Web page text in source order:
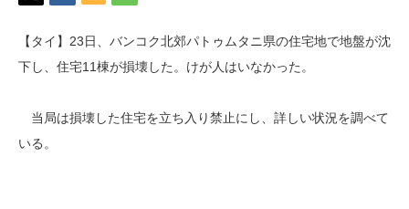
【タイ】23日、バンコク北郊パトゥムタニ県の住宅地で地盤が沈
下し、住宅11棟が損壊した。けが人はいなかった。
当局は損壊した住宅を立ち入り禁止にし、詳しい状況を調べて
いる。